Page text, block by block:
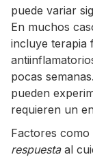
puede variar
En muchos
incluye terapia
pocas
pueden
requieren un
Factores como
respuestaal